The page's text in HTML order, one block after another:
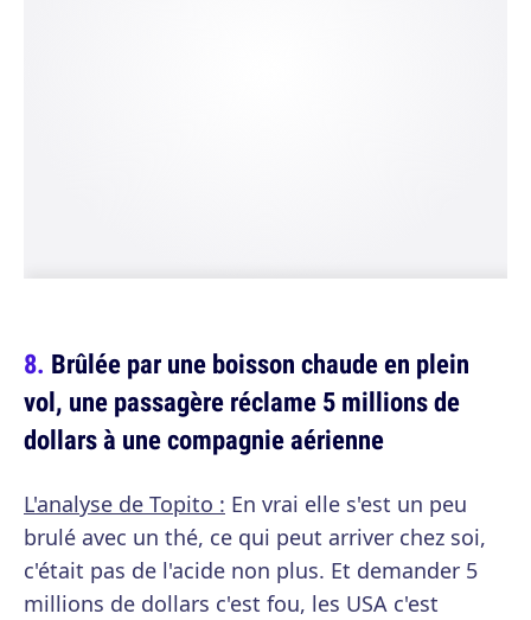
Brûlée par une boisson chaude en plein
vol, une passagère réclame 5 millions de
dollars à une compagnie aérienne
L'analyse de Topito : En vrai elle s'est un peu
brulé avec un thé, ce qui peut arriver chez soi,
c'était pas de l'acide non plus. Et demander 5
millions de dollars c'est fou, les USA c'est